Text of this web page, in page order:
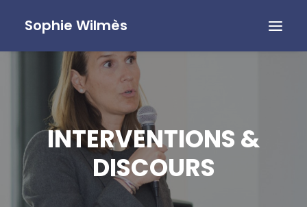
Sophie Wilmès
INTERVENTIONS &
DISCOURS